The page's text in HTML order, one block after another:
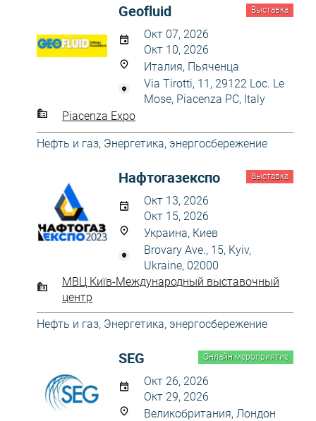
Выставка
Geofluid
Окт 07, 2026
Окт 10, 2026
Италия, Пьяченца
Via Tirotti, 11, 29122 Loc. Le
Mose, Piacenza PC, Italy
Piacenza Expo
Нефть и газ, Энергетика, энергосбережение
Выставка
Нафтогазекспо
Окт 13, 2026
Окт 15, 2026
Украина, Киев
Brovary Ave., 15, Kyiv,
Ukraine, 02000
МВЦ Київ-Международный выставочный
центр
Нефть и газ, Энергетика, энергосбережение
Онлайн мероприятие
SEG
Окт 26, 2026
Окт 29, 2026
Великобритания, Лондон